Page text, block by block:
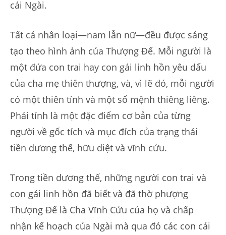
cái Ngài.
Tất cả nhân loại—nam lẫn nữ—đều được sáng
tạo theo hình ảnh của Thượng Đế. Mỗi người là
một đứa con trai hay con gái linh hồn yêu dấu
của cha mẹ thiên thượng, và, vì lẽ đó, mỗi người
có một thiên tính và một số mệnh thiêng liêng.
Phái tính là một đặc điểm cơ bản của từng
người về gốc tích và mục đích của trạng thái
tiền dương thế, hữu diệt và vĩnh cửu.
Trong tiền dương thế, những người con trai và
con gái linh hồn đã biết và đã thờ phượng
Thượng Đế là Cha Vĩnh Cửu của họ và chấp
nhận kế hoạch của Ngài mà qua đó các con cái